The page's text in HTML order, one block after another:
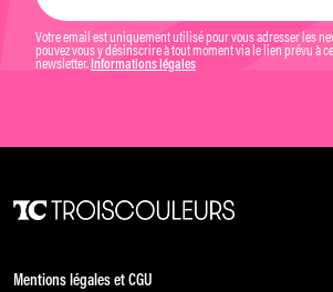
Votre email est uniquement utilisé pour vous adresser les
pouvez vous y désinscrire à tout moment via le lien prévu à
newsletter.Informations légales
Mentions légales et CGU